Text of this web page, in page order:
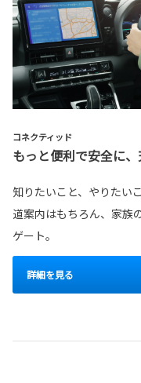
コネクティッド
もっと便利で安全に、
知りたいこと、やりたい
道案内はもちろん、家族
ゲート。
詳細を見る